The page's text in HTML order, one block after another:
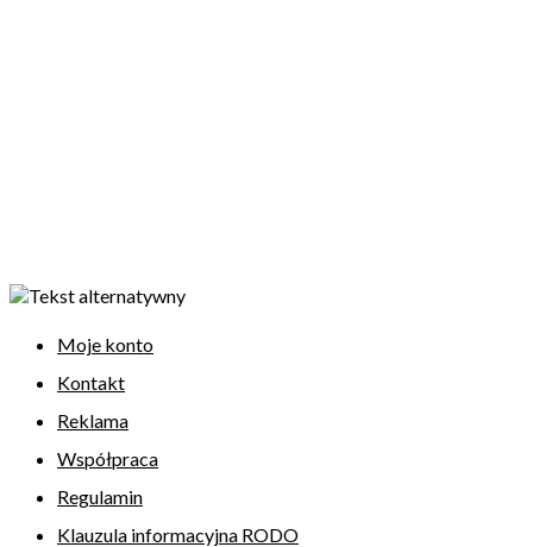
Moje konto
Kontakt
Reklama
Współpraca
Regulamin
Klauzula informacyjna RODO